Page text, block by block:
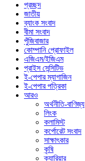
প্রচ্ছদ
জাতীয়
ব্যাংক সংবাদ
বীমা সংবাদ
পুঁজিবাজার
কোম্পানি প্রোফাইল
এজিএম/ইজিএম
প্রাইস সেন্সিটিভ
ই-পেপার ম্যাগাজিন
ই-পেপার পত্রিকা
আরও
অর্থনীতি-বাণিজ্য
লিংক
কলামিস্ট
কর্পোরেট সংবাদ
সাক্ষাৎকার
কৃষি
ক্যারিয়ার